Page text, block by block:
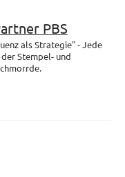
PBS
als Strategie" - Jede
Stempel- und